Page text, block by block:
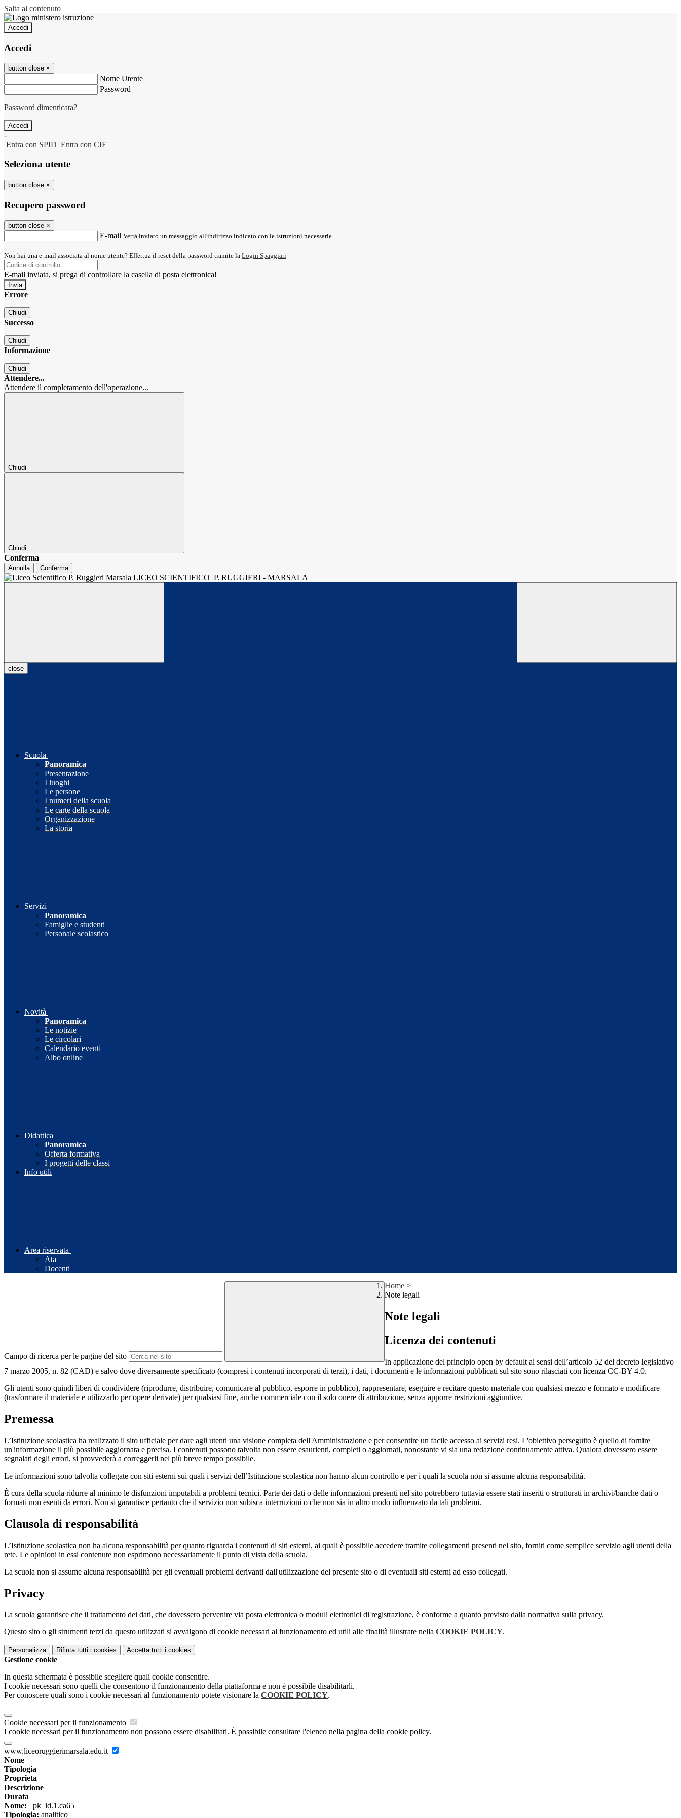
Salta al contenuto
Accedi
Accedi
button close ×
Nome Utente
Password
Password dimenticata?
-
Entra con SPID Entra con CIE
Seleziona utente
button close ×
Recupero password
button close ×
E-mail Verrà inviato un messaggio all'indirizzo indicato con le istruzioni necessarie.
Non hai una e-mail associata al nome utente? Effettua il reset della password tramite la Login Spaggiari
E-mail inviata, si prega di controllare la casella di posta elettronica!
Errore
Chiudi
Successo
Chiudi
Informazione
Chiudi
Attendere...
Attendere il completamento dell'operazione...
Chiudi
Chiudi
Conferma
Annulla Conferma
LICEO SCIENTIFICO P. RUGGIERI - MARSALA
close
Scuola
Panoramica
Presentazione
I luoghi
Le persone
I numeri della scuola
Le carte della scuola
Organizzazione
La storia
Servizi
Panoramica
Famiglie e studenti
Personale scolastico
Novità
Panoramica
Le notizie
Le circolari
Calendario eventi
Albo online
Didattica
Panoramica
Offerta formativa
I progetti delle classi
Info utili
Area riservata
Ata
Docenti
Campo di ricerca per le pagine del sito
Home >
Note legali
Note legali
Licenza dei contenuti
In applicazione del principio open by default ai sensi dell’articolo 52 del decreto legislativo
7 marzo 2005, n. 82 (CAD) e salvo dove diversamente specificato (compresi i contenuti incorporati di terzi), i dati, i documenti e le informazioni pubblicati sul sito sono rilasciati con licenza CC-BY 4.0.
Gli utenti sono quindi liberi di condividere (riprodurre, distribuire, comunicare al pubblico, esporre in pubblico), rappresentare, eseguire e recitare questo materiale con qualsiasi mezzo e formato e modificare
(trasformare il materiale e utilizzarlo per opere derivate) per qualsiasi fine, anche commerciale con il solo onere di attribuzione, senza apporre restrizioni aggiuntive.
Premessa
L’Istituzione scolastica ha realizzato il sito ufficiale per dare agli utenti una visione completa dell'Amministrazione e per consentire un facile accesso ai servizi resi. L'obiettivo perseguito è quello di fornire
un'informazione il più possibile aggiornata e precisa. I contenuti possono talvolta non essere esaurienti, completi o aggiornati, nonostante vi sia una redazione continuamente attiva. Qualora dovessero essere
segnalati degli errori, si provvederà a correggerli nel più breve tempo possibile.
Le informazioni sono talvolta collegate con siti esterni sui quali i servizi dell’Istituzione scolastica non hanno alcun controllo e per i quali la scuola non si assume alcuna responsabilità.
È cura della scuola ridurre al minimo le disfunzioni imputabili a problemi tecnici. Parte dei dati o delle informazioni presenti nel sito potrebbero tuttavia essere stati inseriti o strutturati in archivi/banche dati o
formati non esenti da errori. Non si garantisce pertanto che il servizio non subisca interruzioni o che non sia in altro modo influenzato da tali problemi.
Clausola di responsabilità
L’Istituzione scolastica non ha alcuna responsabilità per quanto riguarda i contenuti di siti esterni, ai quali è possibile accedere tramite collegamenti presenti nel sito, forniti come semplice servizio agli utenti della
rete. Le opinioni in essi contenute non esprimono necessariamente il punto di vista della scuola.
La scuola non si assume alcuna responsabilità per gli eventuali problemi derivanti dall'utilizzazione del presente sito o di eventuali siti esterni ad esso collegati.
Privacy
La scuola garantisce che il trattamento dei dati, che dovessero pervenire via posta elettronica o moduli elettronici di registrazione, è conforme a quanto previsto dalla normativa sulla privacy.
Questo sito o gli strumenti terzi da questo utilizzati si avvalgono di cookie necessari al funzionamento ed utili alle finalità illustrate nella COOKIE POLICY.
Personalizza Rifiuta tutti i cookies Accetta tutti i cookies
Gestione cookie
In questa schermata è possibile scegliere quali cookie consentire.
I cookie necessari sono quelli che consentono il funzionamento della piattaforma e non è possibile disabilitarli.
Per conoscere quali sono i cookie necessari al funzionamento potete visionare la COOKIE POLICY.
Cookie necessari per il funzionamento
I cookie necessari per il funzionamento non possono essere disabilitati. È possibile consultare l'elenco nella pagina della cookie policy.
www.liceoruggierimarsala.edu.it
Nome
Tipologia
Proprieta
Descrizione
Durata
Nome: _pk_id.1.ca65
Tipologia: analitico